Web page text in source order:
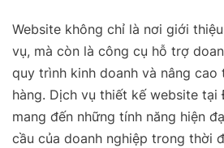
Website không chỉ là nơi giới
vụ, mà còn là công cụ hỗ trợ
quy trình kinh doanh và nâng cao
hàng. Dịch vụ thiết kế website tại
mang đến những tính năng hiện
cầu của doanh nghiệp trong thời